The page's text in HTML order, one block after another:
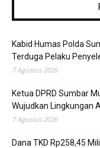
Kabid Humas Polda
Terduga Pelaku
7 Agustus 2026
Ketua DPRD Sumbar
Wujudkan Lingkungan
7 Agustus 2026
Dana TKD Rp258,45